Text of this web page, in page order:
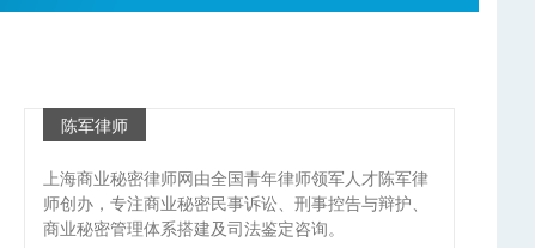
陈军律师
上海商业秘密律师网由全国青年律师领军人才陈军律
师创办，专注商业秘密民事诉讼、刑事控告与辩护、
商业秘密管理体系搭建及司法鉴定咨询。